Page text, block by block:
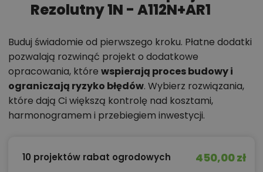
Rezolutny 1N - A112N+AR1
Buduj świadomie od pierwszego kroku. Płatne dodatki
pozwalają rozwinąć projekt o dodatkowe
opracowania, które wspierają proces budowy i
ograniczają ryzyko błędów. Wybierz rozwiązania,
które dają Ci większą kontrolę nad kosztami,
harmonogramem i przebiegiem inwestycji.
10 projektów rabat ogrodowych 450,00 zł